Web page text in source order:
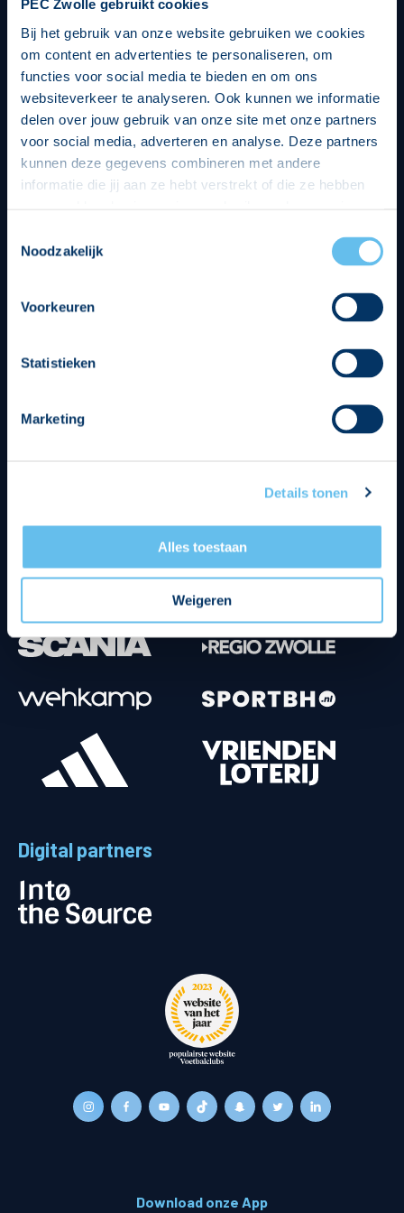
PEC Zwolle gebruikt cookies
Bij het gebruik van onze website gebruiken we cookies
om content en advertenties te personaliseren, om
functies voor social media te bieden en om ons
websiteverkeer te analyseren. Ook kunnen we informatie
delen over jouw gebruik van onze site met onze partners
voor social media, adverteren en analyse. Deze partners
kunnen deze gegevens combineren met andere
informatie die jij aan ze hebt verstrekt of die ze hebben
op een veilige en integere wijze. Je kunt je toestemming
beheren op de privacy- en cookieverklaring pagina.
Noodzakelijk
Voorkeuren
Statistieken
Marketing
Details tonen
Alles toestaan
Weigeren
Digital partners
Download onze App